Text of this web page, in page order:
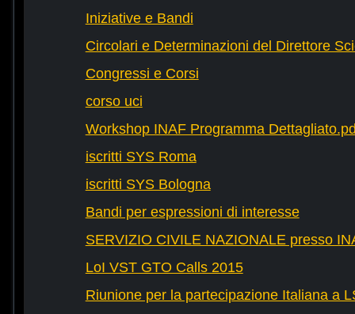
Iniziative e Bandi
Circolari e Determinazioni del Direttore
Congressi e Corsi
corso uci
Workshop INAF Programma
iscritti SYS Roma
iscritti SYS Bologna
Bandi per espressioni di interesse
SERVIZIO CIVILE NAZIONALE presso
LoI VST GTO Calls 2015
Riunione per la partecipazione Italiana a